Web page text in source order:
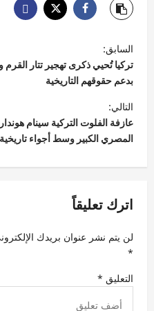
ص
فّ
ح
ا
ل
م
ا
ل
ا
ت
السابق:
تركيا تُحيي ذكرى تهجير تتار
بدعم حقوقهم التاريخية
التالي:
عازفة الفلوت التركية سينام
المصري الكبير وسط أجواء
اترك تعليقاً
لن يتم نشر عنوان بريدك
*
التعليق *